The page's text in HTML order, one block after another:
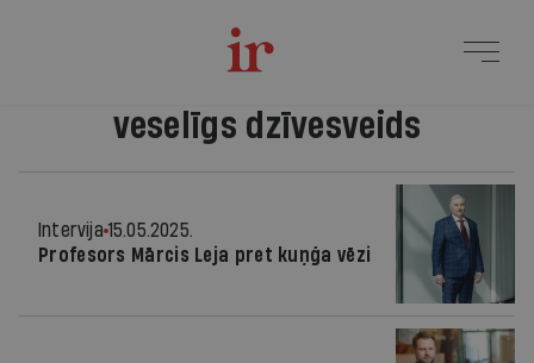
veselīgs dzīvesveids
Intervija 15.05.2025.
Profesors Mārcis Leja pret kuņģa vēzi